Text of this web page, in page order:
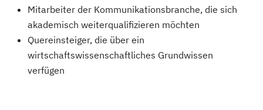
Mitarbeiter der Kommunikationsbranche, die sich
akademisch weiterqualifizieren möchten
Quereinsteiger, die über ein
wirtschaftswissenschaftliches Grundwissen
verfügen